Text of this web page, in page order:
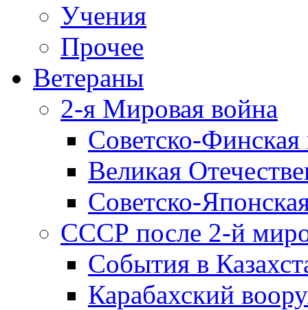
Учения
Прочее
Ветераны
2-я Мировая война
Советско-
Великая
Советско-
СССР после 2-й
События в
Карабахский